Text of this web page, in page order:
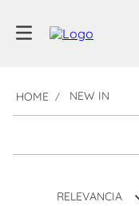
NEW IN
RELEVANCIA